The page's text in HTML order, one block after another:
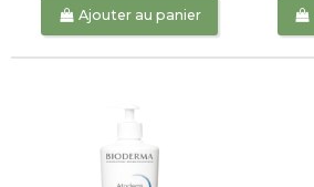
Ajouter au panier